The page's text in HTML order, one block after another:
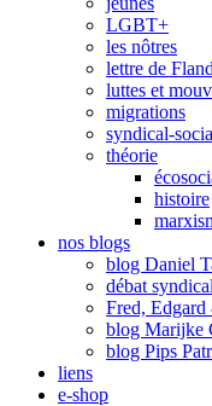
LGBT+
les nôtres
lettre de
luttes et
migrations
syndical-
théorie
histoire
nos blogs
blog Daniel
débat syndical
Fred,
blog Marijke
blog Pips
liens
e-shop